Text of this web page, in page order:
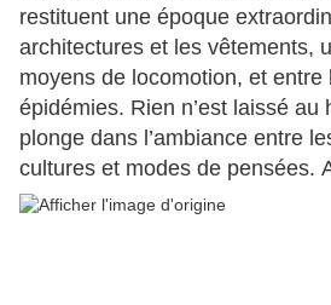
restituent une époque
architectures et les vêtements,
moyens de locomotion, et entre
épidémies. Rien n’est laissé au
plonge dans l’ambiance entre
cultures et modes de pensées.